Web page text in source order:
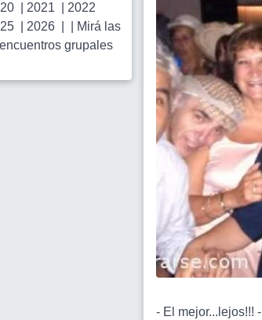
2021
2022
2026
Mirá las
grupales
- El mejor...lejos!!! -